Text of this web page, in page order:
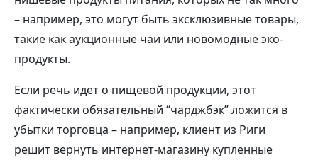
– например, это могут быть эксклюзивные товары,
такие как аукционные чаи или новомодные эко-
продукты.
Если речь идет о пищевой продукции, этот
фактически обязательный “чарджбэк” ложится в
убытки торговца – например, клиент из Риги
решит вернуть интернет-магазину купленные